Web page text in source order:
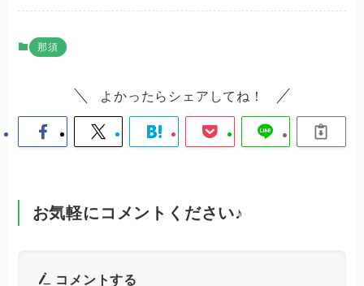
那須
よかったらシェアしてね！
お気軽にコメントください♪
コメントする